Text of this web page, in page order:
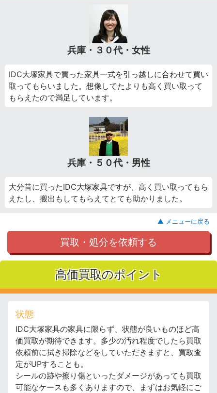
兵庫・３０代・女性
IDC大塚家具で買った家具一式を引っ越しに合わせて買い
取ってもらいました。想像してたよりも高く買い取って
もらえたので満足しています。
兵庫・５０代・男性
大分昔に買ったIDC大塚家具ですが、高く買い取ってもら
えたし、搬出もしてもらえてとても助かりました。
▲ メニューに戻る
買取・処分を依頼する
高価買取のポイント
状態
IDC大塚家具の家具に限らず、状態が良いものほど高
価買取が期待できます。多少の汚れ程度でしたら買取
依頼前に拭き掃除などをしていただきますと、買取査
定がUPすることも。
シールの跡や擦り傷といったダメージがあっても買取
可能なケースも多くありますので、まずはお気軽にご